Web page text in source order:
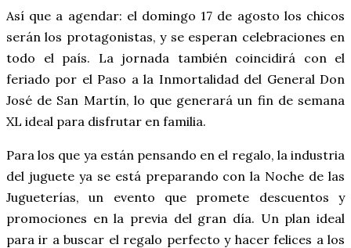
Así que a agendar: el domingo 17 de agosto los chicos
serán los protagonistas, y se esperan celebraciones en
todo el país. La jornada también coincidirá con el
feriado por el Paso a la Inmortalidad del General Don
José de San Martín, lo que generará un fin de semana
XL ideal para disfrutar en familia.
Para los que ya están pensando en el regalo, la industria
del juguete ya se está preparando con la Noche de las
Jugueterías, un evento que promete descuentos y
promociones en la previa del gran día. Un plan ideal
para ir a buscar el regalo perfecto y hacer felices a los